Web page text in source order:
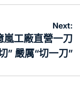
Next:
嵐工廠直營一刀
” 嚴厲“切一刀”